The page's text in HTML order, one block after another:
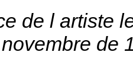
de l artiste
de